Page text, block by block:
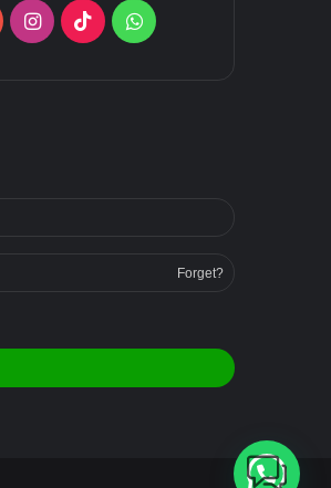
YouTubeInstagram
TikTokWhatsApp
Forget?